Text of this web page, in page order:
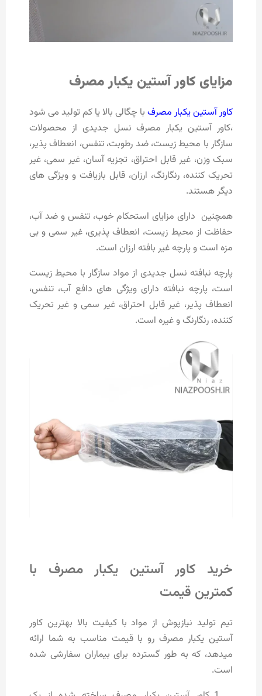
مزایای کاور آستین یکبار مصرف
کاور آستین یکبار مصرف با چگالی بالا یا کم تولید می شود
،کاور آستین یکبار مصرف نسل جدیدی از محصولات
سازگار با محیط زیست، ضد رطوبت، تنفس، انعطاف پذیر،
سبک وزن، غیر قابل احتراق، تجزیه آسان، غیر سمی، غیر
تحریک کننده، رنگارنگ، ارزان، قابل بازیافت و ویژگی های
دیگر هستند.
همچنین دارای مزایای استحکام خوب، تنفس و ضد آب،
حفاظت از محیط زیست، انعطاف پذیری، غیر سمی و بی
مزه است و پارچه غیر بافته ارزان است.
پارچه نبافته نسل جدیدی از مواد سازگار با محیط زیست
است، پارچه نبافته دارای ویژگی های دافع آب، تنفس،
انعطاف پذیر، غیر قابل احتراق، غیر سمی و غیر تحریک
کننده، رنگارنگ و غیره است.
خرید کاور آستین یکبار مصرف با
کمترین قیمت
تیم تولید نیازپوش از مواد با کیفیت بالا بهترین کاور
آستین یکبار مصرف رو با قیمت مناسب به شما ارائه
میدهد، که به طور گسترده برای بیماران سفارشی شده
است.